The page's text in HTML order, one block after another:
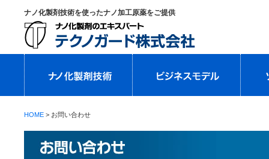
ナノ化製剤技術を使ったナノ加工原薬をご提供
HOME > お問い合わせ